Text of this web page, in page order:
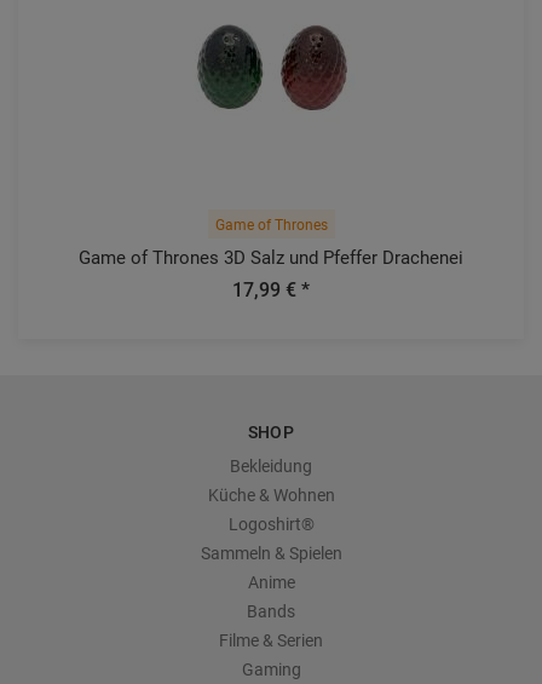
Game of Thrones
Game of Thrones 3D Salz und Pfeffer Drachenei
17,99 € *
SHOP
Bekleidung
Küche & Wohnen
Logoshirt®
Sammeln & Spielen
Anime
Bands
Filme & Serien
Gaming